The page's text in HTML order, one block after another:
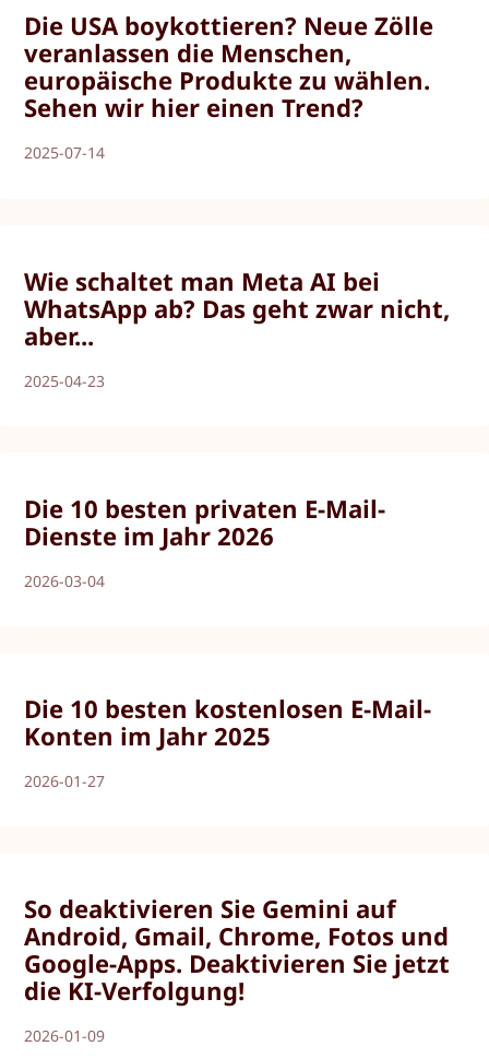
Die USA boykottieren? Neue Zölle
veranlassen die Menschen,
europäische Produkte zu wählen.
Sehen wir hier einen Trend?
2025-07-14
Wie schaltet man Meta AI bei
WhatsApp ab? Das geht zwar nicht,
aber...
2025-04-23
Die 10 besten privaten E-Mail-
Dienste im Jahr 2026
2026-03-04
Die 10 besten kostenlosen E-Mail-
Konten im Jahr 2025
2026-01-27
So deaktivieren Sie Gemini auf
Android, Gmail, Chrome, Fotos und
Google-Apps. Deaktivieren Sie jetzt
die KI-Verfolgung!
2026-01-09